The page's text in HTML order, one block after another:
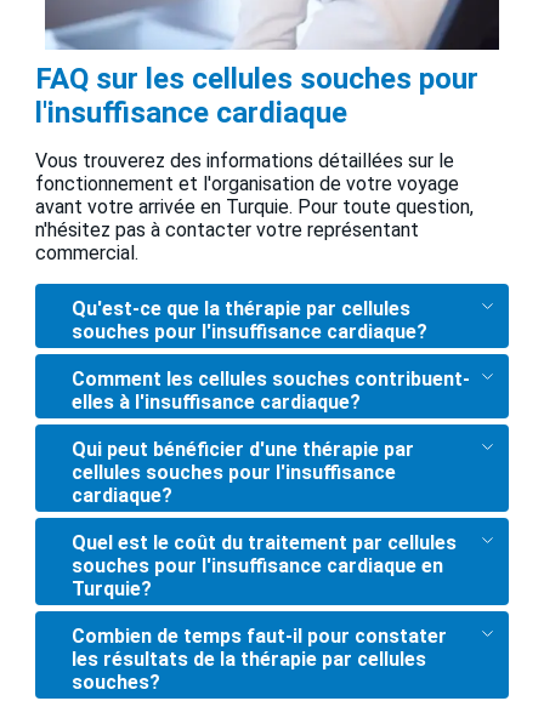
FAQ sur les cellules souches pour
l'insuffisance cardiaque
Vous trouverez des informations détaillées sur le
fonctionnement et l'organisation de votre voyage
avant votre arrivée en Turquie. Pour toute question,
n'hésitez pas à contacter votre représentant
commercial.
Qu'est-ce que la thérapie par cellules
souches pour l'insuffisance cardiaque?
Comment les cellules souches contribuent-
elles à l'insuffisance cardiaque?
Qui peut bénéficier d'une thérapie par
cellules souches pour l'insuffisance
cardiaque?
Quel est le coût du traitement par cellules
souches pour l'insuffisance cardiaque en
Turquie?
Combien de temps faut-il pour constater
les résultats de la thérapie par cellules
souches?